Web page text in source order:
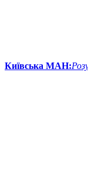
Київська МАН: